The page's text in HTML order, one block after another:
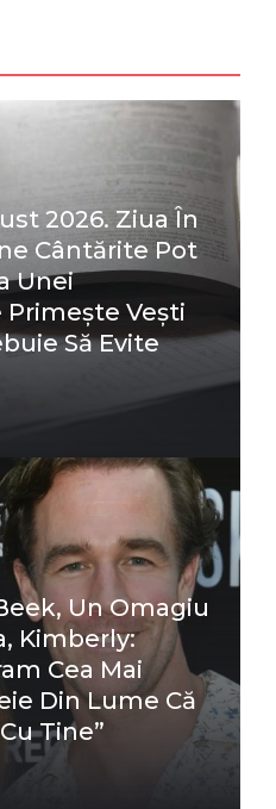
2026. Ziua În
Cântărite Pot
Unei
Primește Vești
Să Evite
Un Omagiu
Kimberly:
Cea Mai
Din Lume Că
Tine”